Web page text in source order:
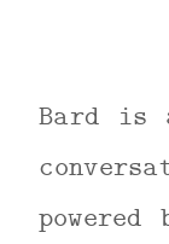
Bard is
powered